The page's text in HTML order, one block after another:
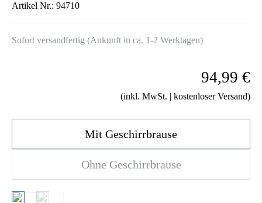
Artikel Nr.: 94710
Sofort versandfertig (Ankunft in ca. 1-2 Werktagen)
94,99 €
(inkl. MwSt. | kostenloser Versand)
Mit Geschirrbrause
Ohne Geschirrbrause